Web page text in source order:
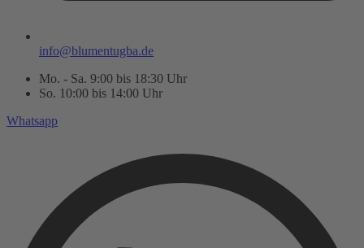
info@blumentugba.de
Mo. - Sa. 9:00 bis 18:30 Uhr
So. 10:00 bis 14:00 Uhr
Whatsapp